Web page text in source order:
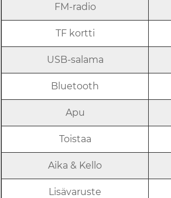
FM-radio
TF kortti
USB-salama
Bluetooth
Apu
Toistaa
Aika & Kello
Lisävaruste